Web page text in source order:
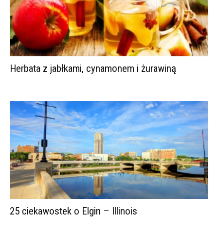
Herbata z jabłkami, cynamonem i żurawiną
25 ciekawostek o Elgin – Illinois